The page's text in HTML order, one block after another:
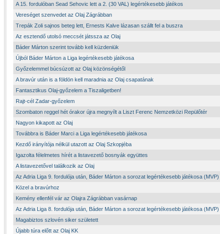
A 15. fordulóban Sead Sehovic lett a 2. (30 VAL) legértékesebb játékos
Vereséget szenvedet az Olaj Zágrábban
Trepák Zoli sajnos beteg lett, Ernests Kalve lázasan szállt fel a buszra
Az esztendő utolsó meccsét játssza az Olaj
Báder Márton szerint tovább kell küzdeniük
Újból Báder Márton a Liga legértékesebb játékosa
Győzelemmel búcsúzott az Olaj közönségétől
A bravúr után is a földön kell maradnia az Olaj csapatának
Fantasztikus Olaj-győzelem a Tiszaligetben!
Rajt-cél Zadar-győzelem
Szombaton reggel hét órakor újra megnyílt a Liszt Ferenc Nemzetközi Repülőtér
Nagyon kikapott az Olaj
Továbbra is Báder Marci a Liga legértékesebb játékosa
Kezdő irányítója nélkül utazott az Olaj Szkopjéba
Igazolta félelmetes hírét a listavezető bosnyák együttes
A listavezetővel találkozik az Olaj
Az Adria Liga 9. fordulója után, Báder Márton a sorozat legértékesebb játékosa (MVP)
Közel a bravúrhoz
Kemény ellenfél vár az Olajra Zágrábban vasárnap
Az Adria Liga 8. fordulója után, Báder Márton a sorozat legértékesebb játékosa (MVP)
Magabiztos szlovén siker született
Újabb túra előtt az Olaj KK